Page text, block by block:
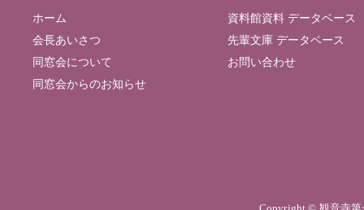
ホーム
会長あいさつ
同窓会について
同窓会からのお知らせ
資料館資料 データベース
先輩文庫 データベース
お問い合わせ